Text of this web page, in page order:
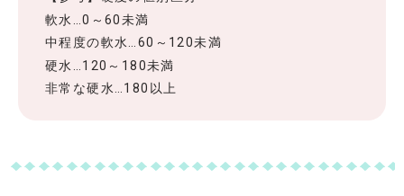
軟水…0～60未満
中程度の軟水…60～120未満
硬水…120～180未満
非常な硬水…180以上